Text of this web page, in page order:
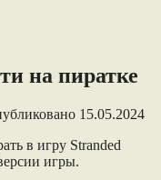
на пиратке
15.05.2024
в игру Stranded
игры.